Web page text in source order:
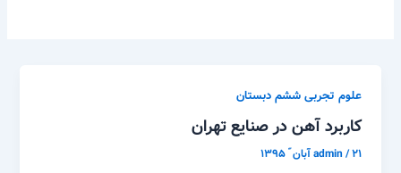
علوم تجربی ششم دبستان
کاربرد آهن در صنایع تهران
admin/۲۱ آبان ّ ۱۳۹۵